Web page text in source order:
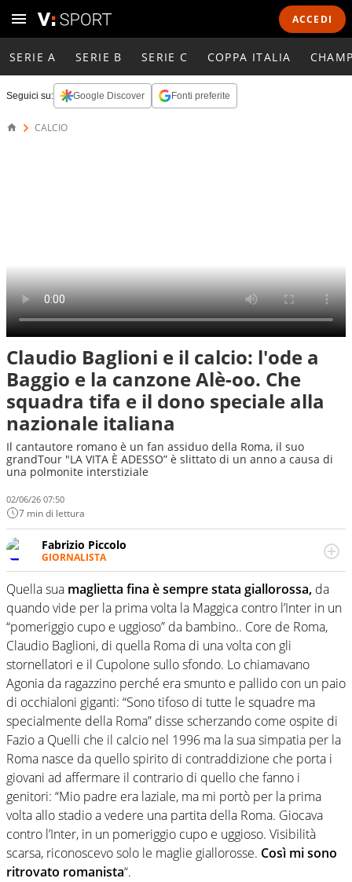
ACCEDI
SERIE A SERIE B SERIE C COPPA ITALIA
Seguici su: Google Discover Fonti preferite
CALCIO
Claudio Baglioni e il calcio: l'ode a
Baggio e la canzone Alè-oo. Che
squadra tifa e il dono speciale alla
nazionale italiana
Il cantautore romano è un fan assiduo della Roma, il suo
grandTour "LA VITA È ADESSO” è slittato di un anno a causa di
una polmonite interstiziale
02/06/26 07:50
7 min di lettura
Fabrizio Piccolo
GIORNALISTA
Nella sua carriera ha seguito numerose manifestazioni
sportive e collaborato con agenzie e testate. Esperienza,
competenza, conoscenza e memoria storica. Si occupa
prevalentemente di calcio
Quella sua maglietta fina è sempre stata giallorossa, da
quando vide per la prima volta la Maggica contro l’Inter in un
“pomeriggio cupo e uggioso” da bambino.. Core de Roma,
Claudio Baglioni, di quella Roma di una volta con gli
stornellatori e il Cupolone sullo sfondo. Lo chiamavano
Agonia da ragazzino perché era smunto e pallido con un paio
di occhialoni giganti: “Sono tifoso di tutte le squadre ma
specialmente della Roma” disse scherzando come ospite di
Fazio a Quelli che il calcio nel 1996 ma la sua simpatia per la
Roma nasce da quello spirito di contraddizione che porta i
giovani ad affermare il contrario di quello che fanno i
genitori: “Mio padre era laziale, ma mi portò per la prima
volta allo stadio a vedere una partita della Roma. Giocava
contro l’Inter, in un pomeriggio cupo e uggioso. Visibilità
scarsa, riconoscevo solo le maglie giallorosse. Così mi sono
ritrovato romanista“.